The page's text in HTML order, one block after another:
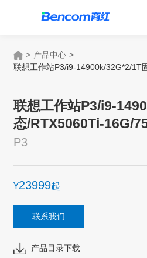
> 产品中心 >
联想工作站P3/i9-14900k/32G*2/1T
联想工作站P3/i9-
态/RTX5060Ti-16G/
P3
¥23999起
联系我们
产品目录下载